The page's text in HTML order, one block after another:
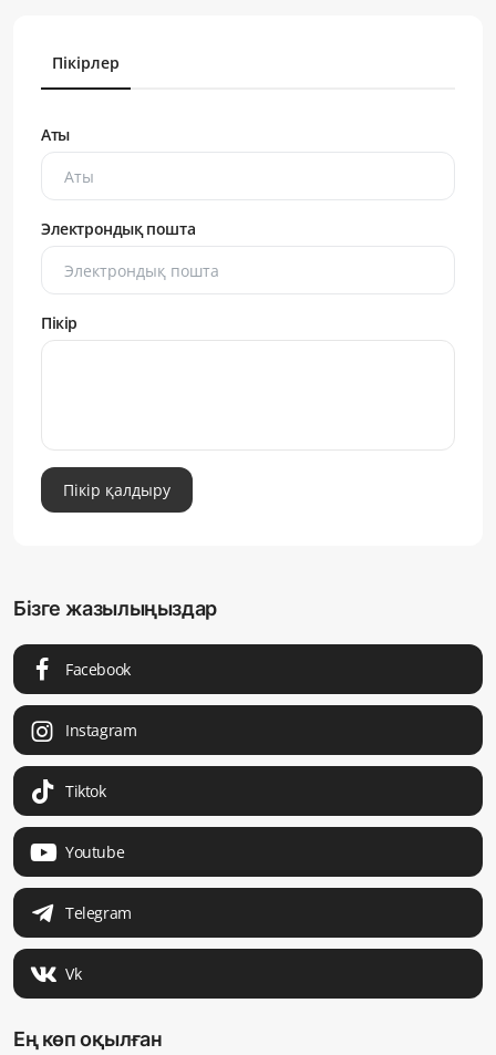
Пікірлер
Аты
Электрондық пошта
Пікір
Пікір қалдыру
Бізге жазылыңыздар
Facebook
Instagram
Tiktok
Youtube
Telegram
Vk
Ең көп оқылған